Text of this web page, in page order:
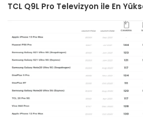
TCL Q9L Pro Televizyon ile En